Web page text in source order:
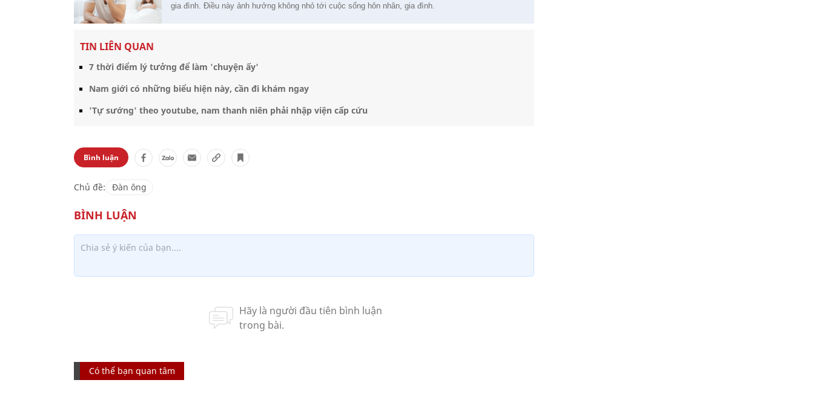
gia đình. Điều này ảnh hưởng không nhỏ tới cuộc sống hôn nhân, gia đình.
TIN LIÊN QUAN
7 thời điểm lý tưởng để làm 'chuyện ấy'
Nam giới có những biểu hiện này, cần đi khám ngay
'Tự sướng' theo youtube, nam thanh niên phải nhập viện cấp cứu
Bình luận
Chủ đề: Đàn ông
Có thể bạn quan tâm